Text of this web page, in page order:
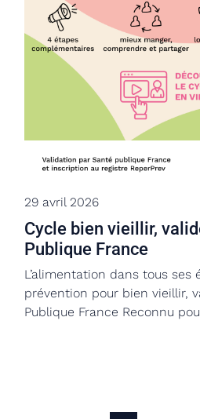
29 avril 2026
Cycle bien vieillir,
Publique France
L’alimentation dans tous ses
prévention pour bien vieillir,
Publique France Reconnu